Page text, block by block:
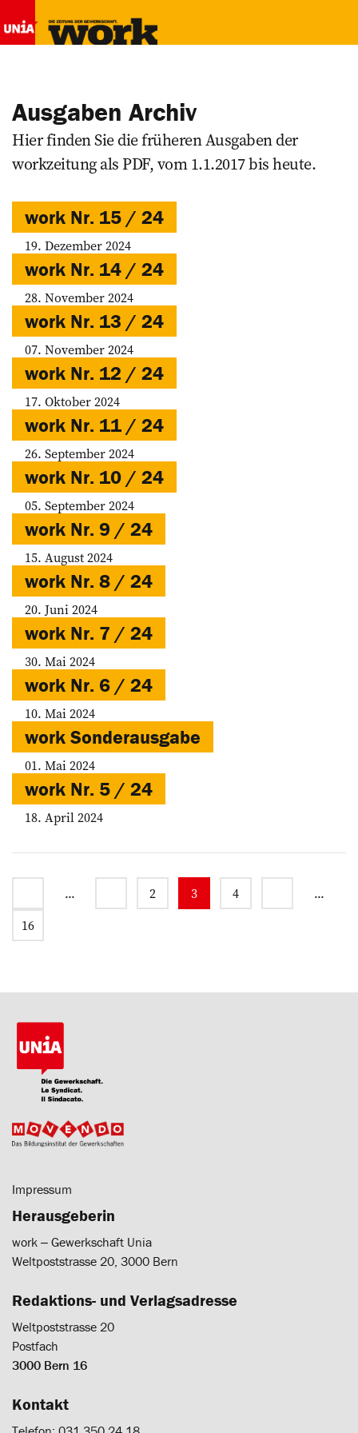
Ausgaben Archiv
Hier finden Sie die früheren Ausgaben der
workzeitung als PDF, vom 1.1.2017 bis heute.
work Nr. 15 / 24
19. Dezember 2024
work Nr. 14 / 24
28. November 2024
work Nr. 13 / 24
07. November 2024
work Nr. 12 / 24
17. Oktober 2024
work Nr. 11 / 24
26. September 2024
work Nr. 10 / 24
05. September 2024
work Nr. 9 / 24
15. August 2024
work Nr. 8 / 24
20. Juni 2024
work Nr. 7 / 24
30. Mai 2024
work Nr. 6 / 24
10. Mai 2024
work Sonderausgabe
01. Mai 2024
work Nr. 5 / 24
18. April 2024
... 2 3 4
...
16
Impressum
Herausgeberin
work ‒ Gewerkschaft Unia
Weltpoststrasse 20, 3000 Bern
Redaktions- und Verlagsadresse
Weltpoststrasse 20
Postfach
3000 Bern 16
Kontakt